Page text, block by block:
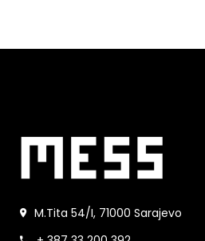
M.Tita 54/I, 71000 Sarajevo